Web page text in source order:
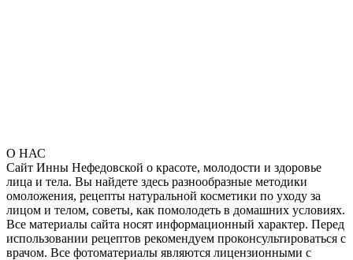
О НАС
Сайт Инны Нефедовской о красоте, молодости и здоровье
лица и тела. Вы найдете здесь разнообразные методики
омоложения, рецепты натуральной косметики по уходу за
лицом и телом, советы, как помолодеть в домашних условиях.
Все материалы сайта носят информационный характер. Перед
использовании рецептов рекомендуем проконсультироваться с
врачом. Все фотоматериалы являются лицензионными с